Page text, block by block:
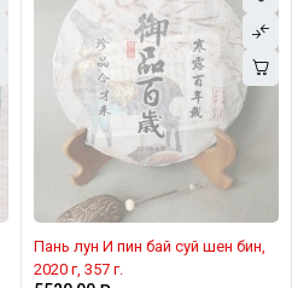
Пань лун И пин бай суй шен бин,
2020 г, 357 г.